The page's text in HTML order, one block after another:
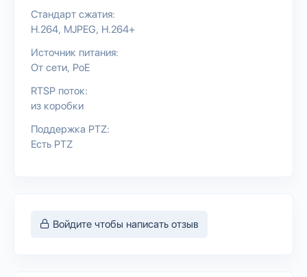
Стандарт сжатия:
H.264 MJPEG H.264+
Источник питания:
От сети PoE
RTSP поток:
из коробки
Поддержка PTZ:
Есть PTZ
Войдите чтобы написать отзыв